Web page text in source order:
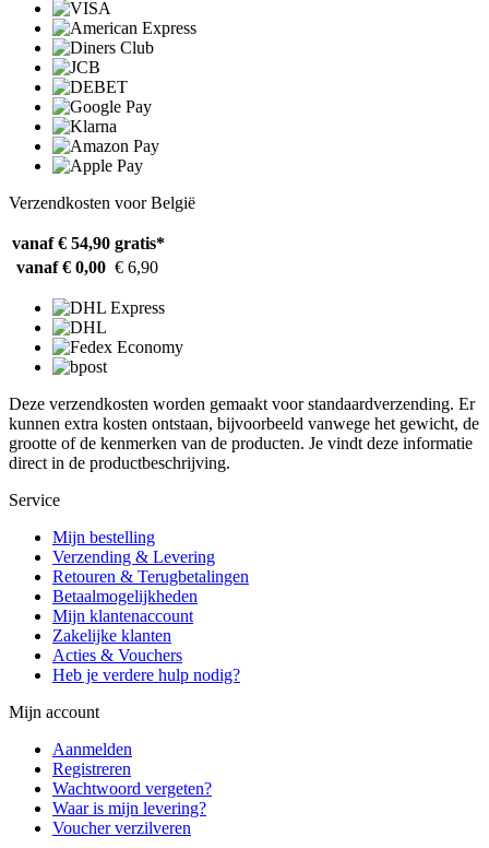
Verzendkosten voor België
vanaf € 54,90 gratis*
vanaf € 0,00 € 6,90
Deze verzendkosten worden gemaakt voor standaardverzending. Er
kunnen extra kosten ontstaan, bijvoorbeeld vanwege het gewicht, de
grootte of de kenmerken van de producten. Je vindt deze informatie
direct in de productbeschrijving.
Service
Mijn bestelling
Verzending & Levering
Retouren & Terugbetalingen
Betaalmogelijkheden
Mijn klantenaccount
Zakelijke klanten
Acties & Vouchers
Heb je verdere hulp nodig?
Mijn account
Aanmelden
Registreren
Wachtwoord vergeten?
Waar is mijn levering?
Voucher verzilveren